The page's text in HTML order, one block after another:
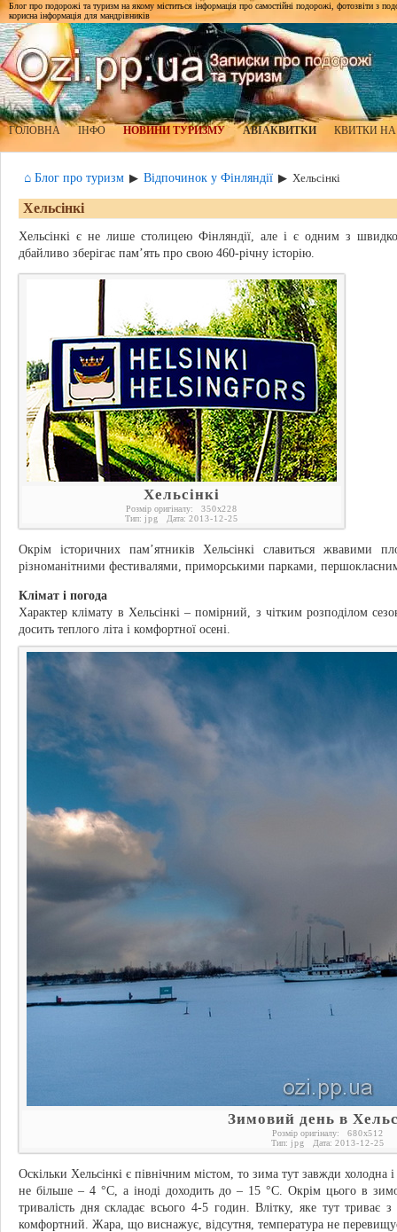
Блог про подорожі та туризм на якому міститься інформація про самостійні подорожі, фотозвіти з
корисна інформація для мандрівників
ГОЛОВНА ІНФО НОВИНИ ТУРИЗМУ АВІАКВИТКИ КВИТКИ
⌂ Блог про туризм ▶ Відпочинок у Фінляндії ▶ Хельсінкі
Хельсінкі
Хельсінкі є не лише столицею Фінляндії, але і є одним з швидко
дбайливо зберігає пам’ять про свою 460-річну історію.
Хельсінкі
Розмір оригіналу: 350x228
Тип: jpg Дата: 2013-12-25
Окрім історичних пам’ятників Хельсінкі славиться жвавими
різноманітними фестивалями, приморськими парками,
Клімат і погода
Характер клімату в Хельсінкі – помірний, з чітким розподілом
досить теплого літа і комфортної осені.
Зимовий день в
Розмір оригіналу: 680x512
Тип: jpg Дата: 2013-12-25
Оскільки Хельсінкі є північним містом, то зима тут завжди холодна
не більше – 4 °C, а іноді доходить до – 15 °C. Окрім цього в
тривалість дня складає всього 4-5 годин. Влітку, яке тут триває
комфортний. Жара, що виснажує, відсутня, температура не